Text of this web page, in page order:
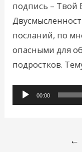
подпись – Твой
посланий, по
опасными для
подростков.
Аудиоплеер
00:00
←